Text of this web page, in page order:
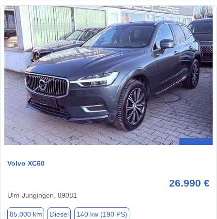
Volvo XC60
26.990 €
Ulm-Jungingen, 89081
85.000 km Diesel 140 kw (190 PS)